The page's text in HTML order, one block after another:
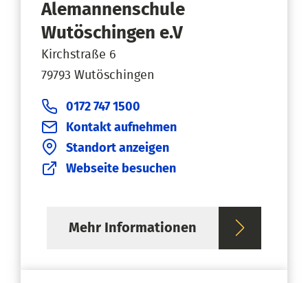
Alemannenschule
Wutöschingen e.V
Kirchstraße 6
79793 Wutöschingen
0172 747 1500
Kontakt aufnehmen
Standort anzeigen
Webseite besuchen
Mehr Informationen